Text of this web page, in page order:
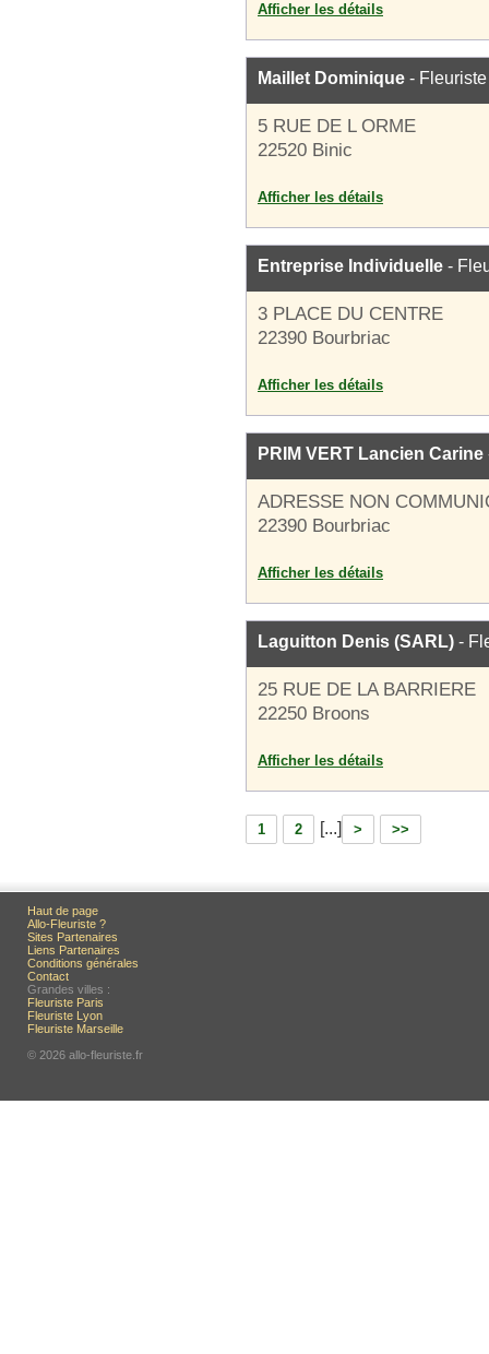
Afficher les détails
Maillet Dominique - Fleuriste
5 RUE DE L ORME
22520 Binic
Afficher les détails
Entreprise Individuelle -
3 PLACE DU CENTRE
22390 Bourbriac
Afficher les détails
PRIM VERT Lancien Carine
ADRESSE NON
22390 Bourbriac
Afficher les détails
Laguitton Denis (SARL) -
25 RUE DE LA BARRIERE
22250 Broons
Afficher les détails
1 2 [...] > >>
Haut de page
Allo-Fleuriste ?
Sites Partenaires
Liens Partenaires
Conditions générales
Contact
Grandes villes :
Fleuriste Paris
Fleuriste Lyon
Fleuriste Marseille
© 2026 allo-fleuriste.fr